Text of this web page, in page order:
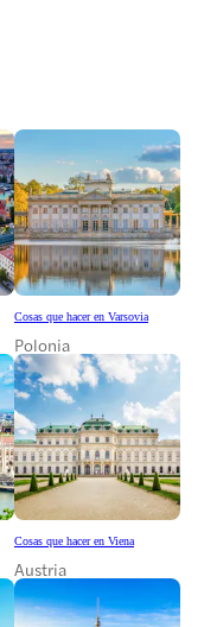
Cosas que hacer en Varsovia
Polonia
Cosas que hacer en Viena
Austria